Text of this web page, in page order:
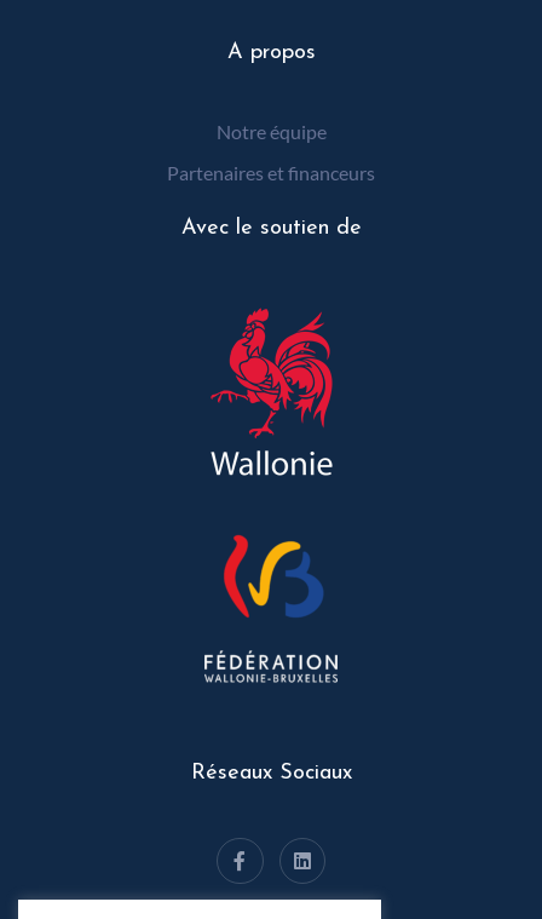
Réseaux Sociaux
A propos
Notre équipe
Partenaires et financeurs
Avec le soutien de